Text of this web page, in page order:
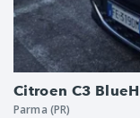
Citroen C3
Parma (PR)